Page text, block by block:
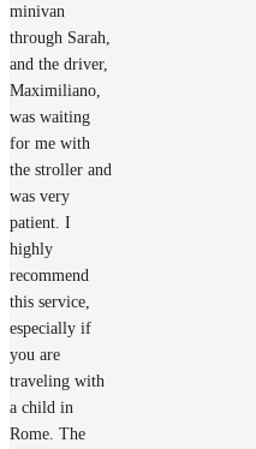
minivan
through Sarah,
and the driver,
Maximiliano,
was waiting
for me with
the stroller and
was very
patient. I
highly
recommend
this service,
especially if
you are
traveling with
a child in
Rome. The